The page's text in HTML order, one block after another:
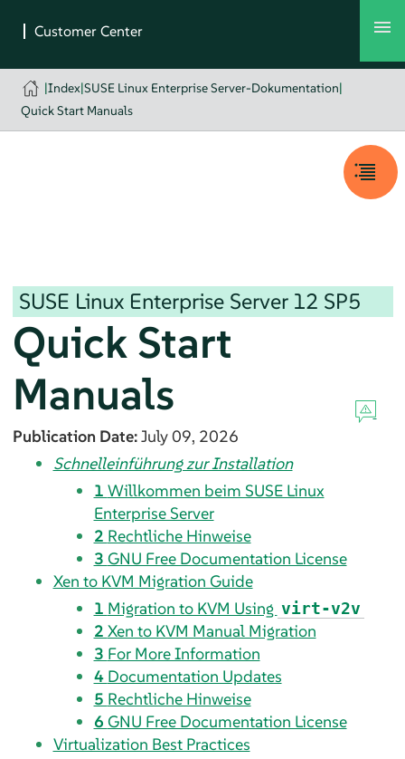
|Index|SUSE Linux Enterprise Server-Dokumentation|
Quick Start Manuals
SUSE Linux Enterprise Server 12 SP5
Quick Start
Manuals
Publication Date:July 09, 2026
Schnelleinführung zur Installation
1 Willkommen beim SUSE Linux
Enterprise Server
2 Rechtliche Hinweise
3 GNU Free Documentation License
Xen to KVM Migration Guide
1 Migration to KVM Using virt-v2v
2 Xen to KVM Manual Migration
3 For More Information
4 Documentation Updates
5 Rechtliche Hinweise
6 GNU Free Documentation License
Virtualization Best Practices